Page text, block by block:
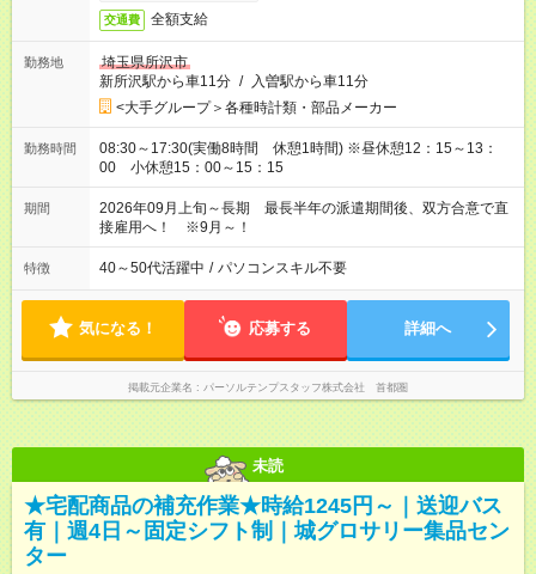
交通費 全額支給
勤務地
埼玉県所沢市
新所沢駅から車11分 / 入曽駅から車11分
<大手グループ＞各種時計類・部品メーカー
勤務時間
08:30～17:30(実働8時間 休憩1時間) ※昼休憩12：15～13：
00 小休憩15：00～15：15
期間
2026年09月上旬～長期 最長半年の派遣期間後、双方合意で直
接雇用へ！ ※9月～！
特徴 40～50代活躍中 / パソコンスキル不要
気になる！ 応募する 詳細へ
掲載元企業名 パーソルテンプスタッフ株式会社 首都圏
未読
★宅配商品の補充作業★時給1245円～｜送迎バス
有｜週4日～固定シフト制｜城グロサリー集品セン
ター